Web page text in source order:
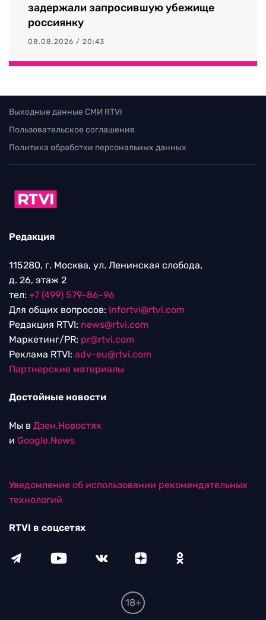
задержали запросившую убежище
россиянку
08.08.2026 / 20:43
Выходные данные СМИ RTVI
Пользовательское соглашение
Политика обработки персональных данных
Редакция
115280, г. Москва, ул. Ленинская слобода,
д. 26, этаж 2
тел: +7 (499) 579-86-96
Для общих вопросов: Infortvi@rtvi.com
Редакция RTVI: news@rtvi.com
Маркетинг/PR: pr@rtvi.com
Реклама RTVI: adv-eu@rtvi.com
Партнерские материалы
Достойные новости
Мы в Дзен.Новостях
и Google.News
Уведомление об использовании рекомендательных
технологий
RTVI в соцсетях
18+